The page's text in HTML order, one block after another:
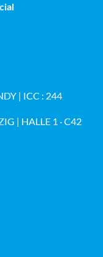
| ICC : 244
| HALLE 1 · C42